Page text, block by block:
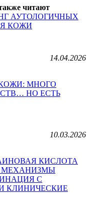
читают
АУТОЛОГИЧНЫХ
КОЖИ
14.04.2026
МНОГО
НО ЕСТЬ
10.03.2026
КИСЛОТА
МЕХАНИЗМЫ
С
КЛИНИЧЕСКИЕ